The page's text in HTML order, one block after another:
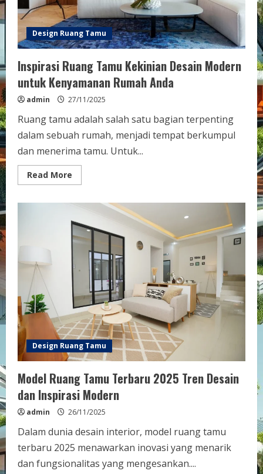
Design Ruang Tamu
Inspirasi Ruang Tamu Kekinian Desain Modern
untuk Kenyamanan Rumah Anda
admin 27/11/2025
Ruang tamu adalah salah satu bagian terpenting
dalam sebuah rumah, menjadi tempat berkumpul
dan menerima tamu. Untuk...
Read More
more
Kekinian
Desain
Modern
untuk
Kenyamanan
Rumah
Anda
Design Ruang Tamu
Model Ruang Tamu Terbaru 2025 Tren Desain
dan Inspirasi Modern
admin 26/11/2025
Dalam dunia desain interior, model ruang tamu
terbaru 2025 menawarkan inovasi yang menarik
dan fungsionalitas yang mengesankan....